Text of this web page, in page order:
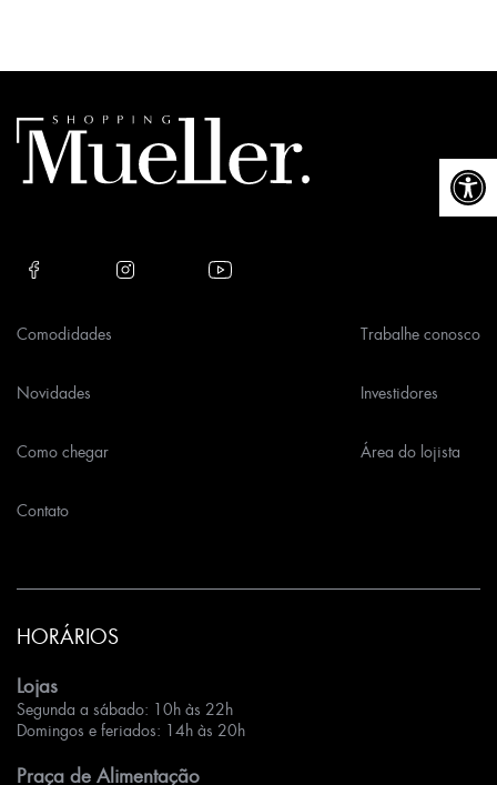
Abrir
empty.
Comodidades
Novidades
Como chegar
Contato
Trabalhe conosco
Investidores
Área do lojista
HORÁRIOS
Lojas
Segunda a sábado: 10h às 22h
Domingos e feriados: 14h às 20h
Praça de Alimentação